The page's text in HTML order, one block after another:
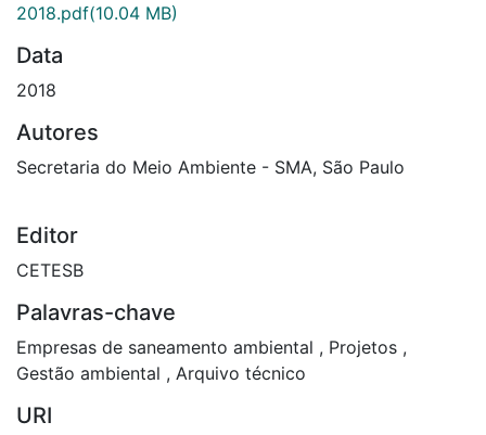
2018.pdf(10.04 MB)
Data
2018
Autores
Secretaria do Meio Ambiente - SMA, São Paulo
Editor
CETESB
Palavras-chave
Empresas de saneamento ambiental , Projetos ,
Gestão ambiental , Arquivo técnico
URI